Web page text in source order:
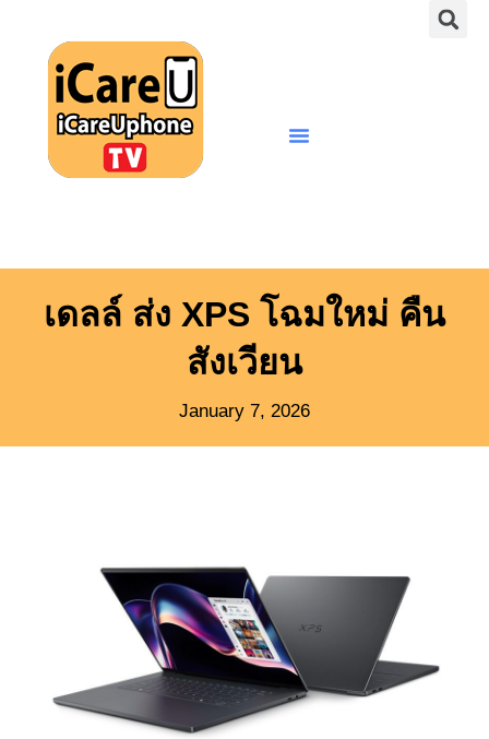
content
เดลล์ ส่ง XPS โฉมใหม่ คืน
สังเวียน
January 7, 2026